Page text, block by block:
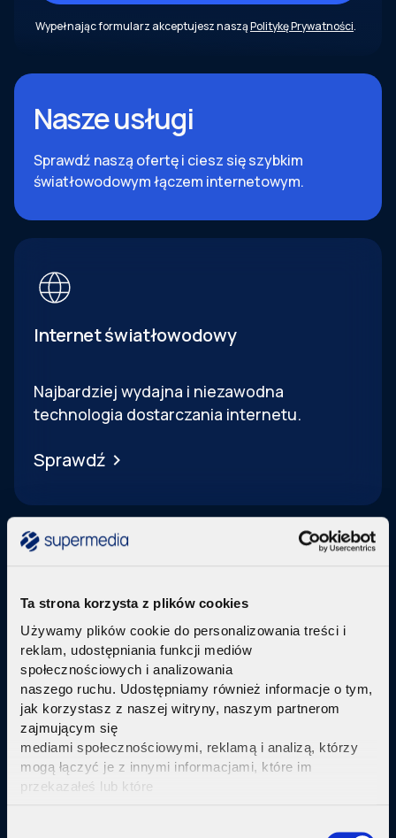
Ta strona korzysta z plików cookies
Używamy plików cookie do personalizowania treści i
reklam, udostępniania funkcji mediów
społecznościowych i analizowania
naszego ruchu. Udostępniamy również informacje o tym,
jak korzystasz z naszej witryny, naszym partnerom
zajmującym się
mediami społecznościowymi, reklamą i analizą, którzy
mogą łączyć je z innymi informacjami, które im
przekazałeś lub które
Wypełnając formularz akceptujesz nasząPolitykę Prywatności.
Nasze usługi
Sprawdź naszą ofertę i ciesz się szybkim
światłowodowym łączem internetowym.
Internet światłowodowy
Najbardziej wydajna i niezawodna
technologia dostarczania internetu.
Sprawdź
Telewizja Replay
Pakiety internetu z nowoczesną telewizją
technologi IPTV Replay TV.
Sprawdź